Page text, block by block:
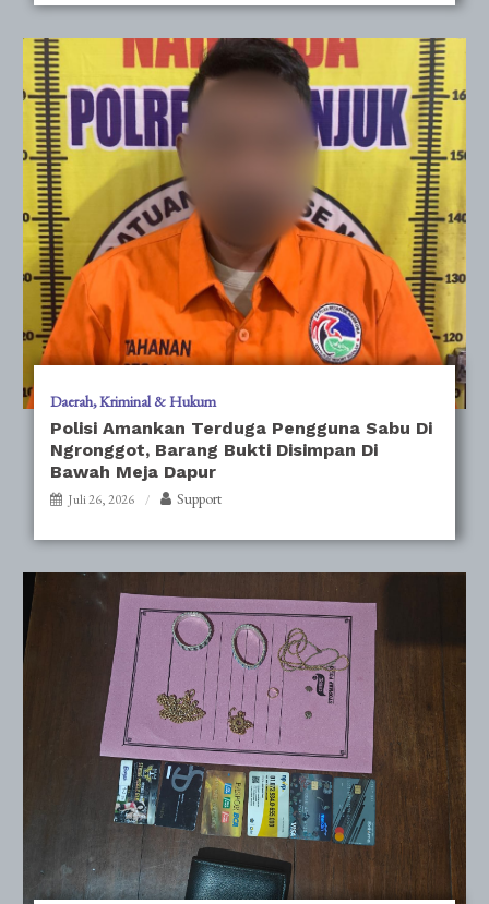
Daerah Kriminal & Hukum
Polisi Amankan Terduga Pengguna Sabu Di
Ngronggot, Barang Bukti Disimpan Di
Bawah Meja Dapur
Juli 26, 2026 Support